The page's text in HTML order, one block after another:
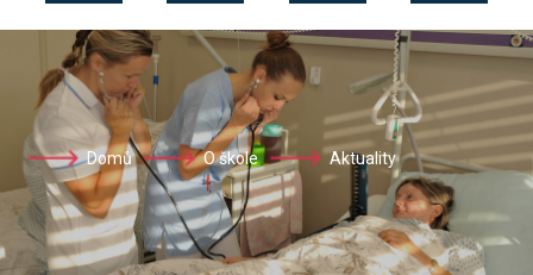
Domů O škole Aktuality